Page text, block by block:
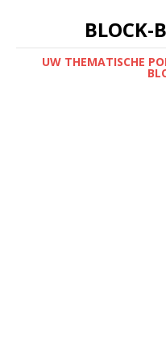
BLOCK-
UW THEMATISCHE